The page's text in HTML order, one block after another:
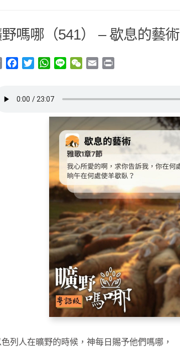
野嗎哪（541） – 歇息的藝術
Copy
Facebook
TwitterWhatsApp
Line WeChat
Email
列人在曠野的時候，神每日賜予他們嗎哪，